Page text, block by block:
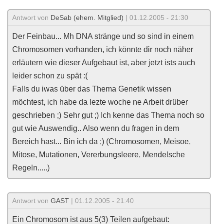
Antwort von DeSab (ehem. Mitglied) | 01.12.2005 - 21:30
Der Feinbau... Mh DNA stränge und so sind in einem
Chromosomen vorhanden, ich könnte dir noch näher
erläutern wie dieser Aufgebaut ist, aber jetzt ists auch
leider schon zu spät :(
Falls du iwas über das Thema Genetik wissen
möchtest, ich habe da lezte woche ne Arbeit drüber
geschrieben ;) Sehr gut ;) Ich kenne das Thema noch so
gut wie Auswendig.. Also wenn du fragen in dem
Bereich hast... Bin ich da ;) (Chromosomen, Meisoe,
Mitose, Mutationen, Vererbungsleere, Mendelsche
Regeln.....)
Antwort von GAST | 01.12.2005 - 21:40
Ein Chromosom ist aus 5(3) Teilen aufgebaut: